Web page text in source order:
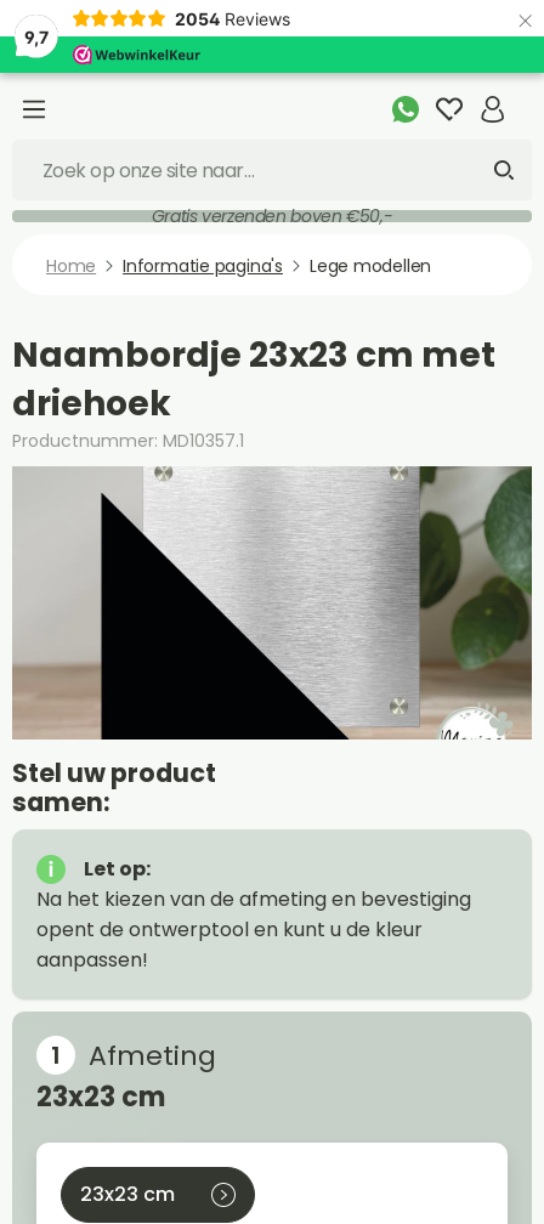
9,7
2054 Reviews ×
Gratis verzenden boven €50,-
Home Informatie pagina's Lege modellen
Naambordje 23x23 cm met
driehoek
Productnummer: MD10357.1
Stel uw product
samen:
Let op:
Na het kiezen van de afmeting en bevestiging
opent de ontwerptool en kunt u de kleur
aanpassen!
Afmeting
23x23 cm
23x23 cm